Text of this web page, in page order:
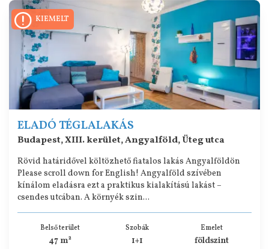
ELADÓ TÉGLALAKÁS
Budapest, XIII. kerület, Angyalföld, Üteg utca
Rövid határidővel költözhető fiatalos lakás Angyalföldön
Please scroll down for English! Angyalföld szívében
kínálom eladásra ezt a praktikus kialakítású lakást –
csendes utcában. A környék szin...
Belső terület
47 m²
Szobák
1+1
Emelet
földszint
KIEMELT